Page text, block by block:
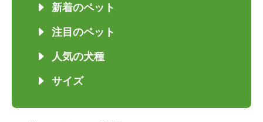
新着のペット
注目のペット
人気の犬種
サイズ